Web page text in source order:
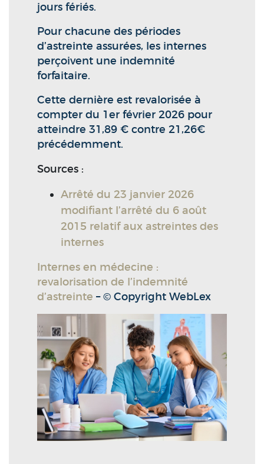
jours fériés.
Pour chacune des périodes
d’astreinte assurées, les internes
perçoivent une indemnité
forfaitaire.
Cette dernière est revalorisée à
compter du 1er février 2026 pour
atteindre 31,89 € contre 21,26€
précédemment.
Sources :
Arrêté du 23 janvier 2026
modifiant l’arrêté du 6 août
2015 relatif aux astreintes des
internes
Internes en médecine :
revalorisation de l’indemnité
d’astreinte – © Copyright WebLex